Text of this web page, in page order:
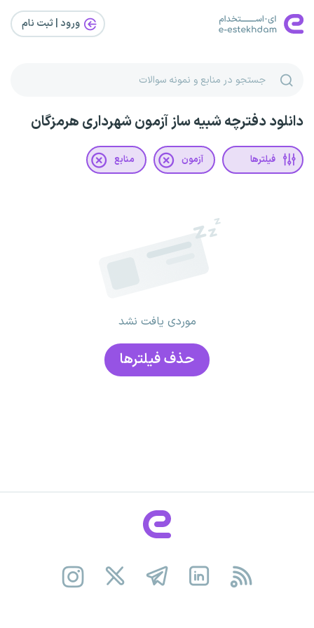
ورود | ثبت‌ نام
دانلود دفترچه شبیه ساز آزمون شهرداری هرمزگان
فیلترها آزمون منابع
موردی یافت نشد
حذف فیلتر‌ها